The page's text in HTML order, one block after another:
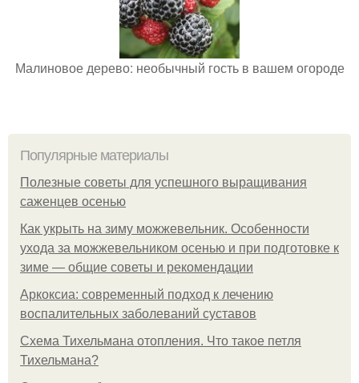
Малиновое дерево: необычный гость в вашем огороде
Популярные материалы
Полезные советы для успешного выращивания
саженцев осенью
Как укрыть на зиму можжевельник. Особенности
ухода за можжевельником осенью и при подготовке к
зиме — общие советы и рекомендации
Аркоксиа: современный подход к лечению
воспалительных заболеваний суставов
Схема Тихельмана отопления. Что такое петля
Тихельмана?